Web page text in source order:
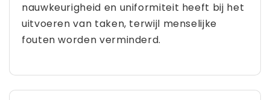
nauwkeurigheid en uniformiteit heeft bij het
uitvoeren van taken, terwijl menselijke
fouten worden verminderd.